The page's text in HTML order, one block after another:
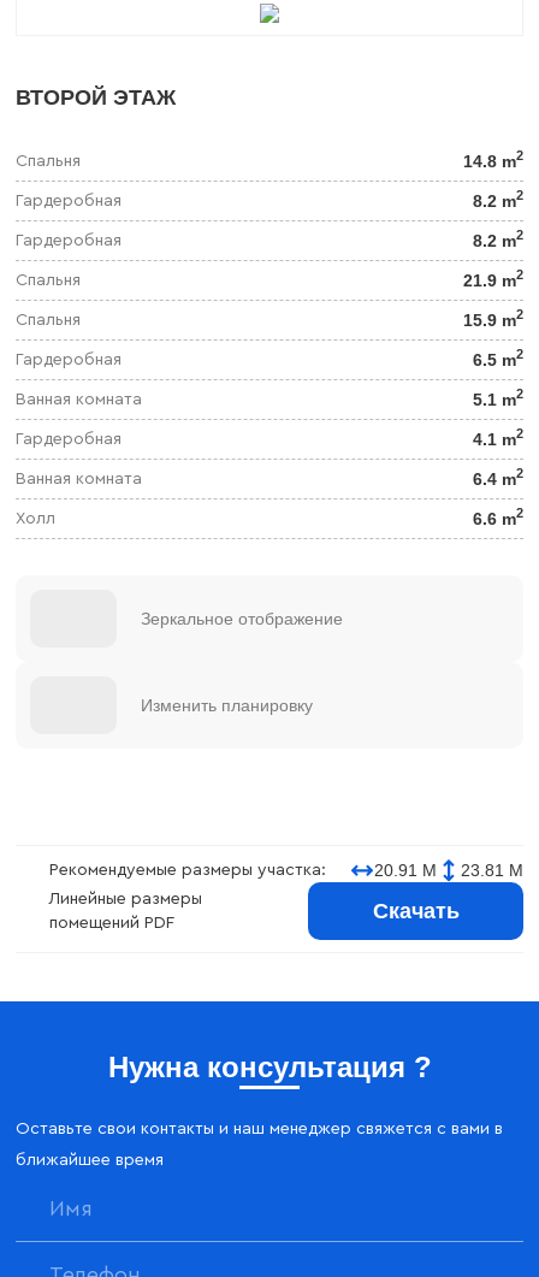
ВТОРОЙ ЭТАЖ
Спальня 14.8 m2
Гардеробная 8.2 m2
Гардеробная 8.2 m2
Спальня 21.9 m2
Спальня 15.9 m2
Гардеробная 6.5 m2
Ванная комната 5.1 m2
Гардеробная 4.1 m2
Ванная комната 6.4 m2
Холл 6.6 m2
Зеркальное отображение
Изменить планировку
Рекомендуемые размеры участка: 20.91 М 23.81 М
Линейные размеры
помещений PDF
Скачать
Нужна консультация ?
Оставьте свои контакты и наш менеджер свяжется с вами в
ближайшее время